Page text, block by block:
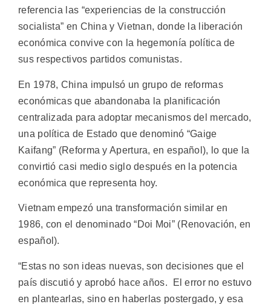
referencia las “experiencias de la construcción
socialista” en China y Vietnan, donde la liberación
económica convive con la hegemonía política de
sus respectivos partidos comunistas.
En 1978, China impulsó un grupo de reformas
económicas que abandonaba la planificación
centralizada para adoptar mecanismos del mercado,
una política de Estado que denominó “Gaige
Kaifang” (Reforma y Apertura, en español), lo que la
convirtió casi medio siglo después en la potencia
económica que representa hoy.
Vietnam empezó una transformación similar en
1986, con el denominado “Doi Moi” (Renovación, en
español).
“Estas no son ideas nuevas, son decisiones que el
país discutió y aprobó hace años. El error no estuvo
en plantearlas, sino en haberlas postergado, y esa